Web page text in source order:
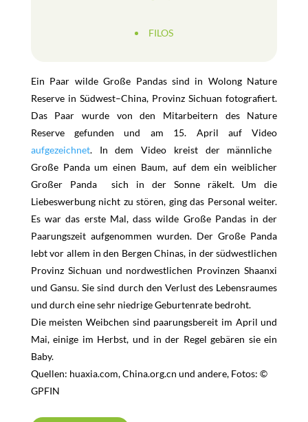
FILOS
Ein Paar wildeGroße Pandassind in Wolong Nature
Reserve in Südwest–China, Provinz Sichuan fotografiert.
Das
Paar wurde von den Mitarbeitern des Nature
Reserve
gefunden und am 15. April auf
Video
aufgezeichnet. In dem Video kreist der
männliche
Große Panda um einen Baum, auf dem ein weiblicher
Großer
Pandasich in der Sonne
räkelt. Um die
Liebeswerbung nicht zu stören, ging das Personal weiter.
Es war das erste Mal, dass wilde Große Pandas in der
Paarungszeit aufgenommen wurden. Der Große Panda
lebt vor allem in den Bergen Chinas, in der südwestlichen
Provinz Sichuan und nordwestlichen Provinzen Shaanxi
und Gansu. Sie sind durch den Verlustdes Lebensraumes
und durch einesehr niedrigeGeburtenrate bedroht.
Die meisten Weibchen sind paarungsbereit im April und
Mai, einige im Herbst, und in der Regel gebären sie ein
Baby.
Quellen: huaxia.com, China.org.cn und andere, Fotos: ©
GPFIN